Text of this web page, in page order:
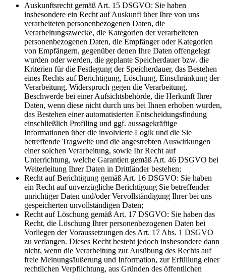
Auskunftsrecht gemäß Art. 15 DSGVO: Sie haben
insbesondere ein Recht auf Auskunft über Ihre von uns
verarbeiteten personenbezogenen Daten, die
Verarbeitungszwecke, die Kategorien der verarbeiteten
personenbezogenen Daten, die Empfänger oder Kategorien
von Empfängern, gegenüber denen Ihre Daten offengelegt
wurden oder werden, die geplante Speicherdauer bzw. die
Kriterien für die Festlegung der Speicherdauer, das Bestehen
eines Rechts auf Berichtigung, Löschung, Einschränkung der
Verarbeitung, Widerspruch gegen die Verarbeitung,
Beschwerde bei einer Aufsichtsbehörde, die Herkunft Ihrer
Daten, wenn diese nicht durch uns bei Ihnen erhoben wurden,
das Bestehen einer automatisierten Entscheidungsfindung
einschließlich Profiling und ggf. aussagekräftige
Informationen über die involvierte Logik und die Sie
betreffende Tragweite und die angestrebten Auswirkungen
einer solchen Verarbeitung, sowie Ihr Recht auf
Unterrichtung, welche Garantien gemäß Art. 46 DSGVO bei
Weiterleitung Ihrer Daten in Drittländer bestehen;
Recht auf Berichtigung gemäß Art. 16 DSGVO: Sie haben
ein Recht auf unverzügliche Berichtigung Sie betreffender
unrichtiger Daten und/oder Vervollständigung Ihrer bei uns
gespeicherten unvollständigen Daten;
Recht auf Löschung gemäß Art. 17 DSGVO: Sie haben das
Recht, die Löschung Ihrer personenbezogenen Daten bei
Vorliegen der Voraussetzungen des Art. 17 Abs. 1 DSGVO
zu verlangen. Dieses Recht besteht jedoch insbesondere dann
nicht, wenn die Verarbeitung zur Ausübung des Rechts auf
freie Meinungsäußerung und Information, zur Erfüllung einer
rechtlichen Verpflichtung, aus Gründen des öffentlichen